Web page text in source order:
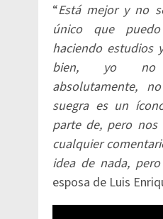
“Está mejor y no
único que
haciendo estudios
bien, yo no
absolutamente,
suegra es un
parte de, pero nos
cualquier
idea de nada,
esposa de Luis